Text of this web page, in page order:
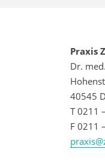
Praxis
Dr.
40545
T 0211
F 0211